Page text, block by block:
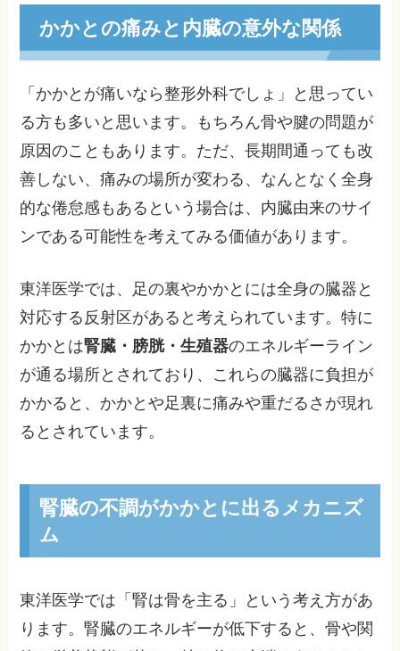
かかとの痛みと内臓の意外な関係
「かかとが痛いなら整形外科でしょ」と思ってい
る方も多いと思います。もちろん骨や腱の問題が
原因のこともあります。ただ、長期間通っても改
善しない、痛みの場所が変わる、なんとなく全身
的な倦怠感もあるという場合は、内臓由来のサイ
ンである可能性を考えてみる価値があります。
東洋医学では、足の裏やかかとには全身の臓器と
対応する反射区があると考えられています。特に
かかとは腎臓・膀胱・生殖器のエネルギーライン
が通る場所とされており、これらの臓器に負担が
かかると、かかとや足裏に痛みや重だるさが現れ
るとされています。
腎臓の不調がかかとに出るメカニズ
ム
東洋医学では「腎は骨を主る」という考え方があ
ります。腎臓のエネルギーが低下すると、骨や関